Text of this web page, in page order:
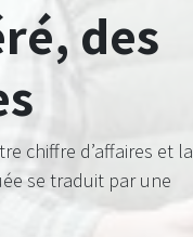
des
chiffre d’affaires et la
se traduit par une